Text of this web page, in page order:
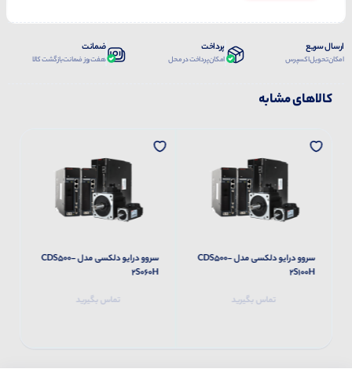
ارسال سریع
امکان تحویل اکسپرس
پرداخت
امکان پرداخت در محل
ضمانت
هفت روز ضمانت بازگشت کالا
کالاهای مشابه
سروو درایو دلکسی مدل CDS500-
2S100H
تماس بگیرید
سروو درایو دلکسی مدل CDS500-
2S060H
تماس بگیرید